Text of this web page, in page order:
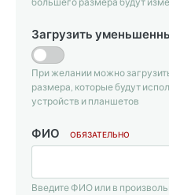
Загрузить
При желании можно
размера, которые будут
устройств и планшетов
ФИО ОБЯЗАТЕЛЬНО
Введите ФИО или в